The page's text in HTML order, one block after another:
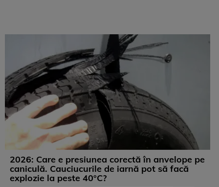
2026: Care e presiunea corectă în anvelope pe
caniculă. Cauciucurile de iarnă pot să facă
explozie la peste 40°C?